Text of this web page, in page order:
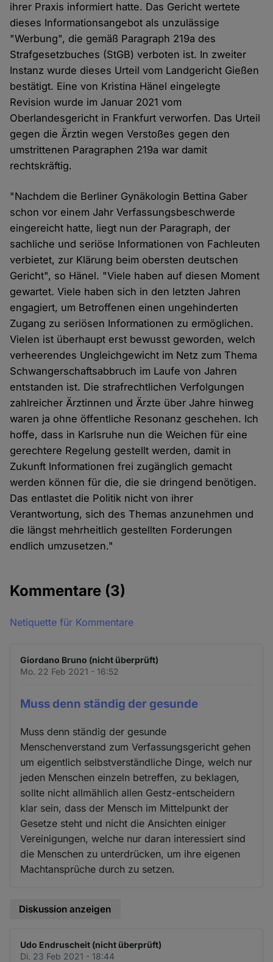
ihrer Praxis informiert hatte. Das Gericht wertete
dieses Informationsangebot als unzulässige
"Werbung", die gemäß Paragraph 219a des
Strafgesetzbuches (StGB) verboten ist. In zweiter
Instanz wurde dieses Urteil vom Landgericht Gießen
bestätigt. Eine von Kristina Hänel eingelegte
Revision wurde im Januar 2021 vom
Oberlandesgericht in Frankfurt verworfen. Das Urteil
gegen die Ärztin wegen Verstoßes gegen den
umstrittenen Paragraphen 219a war damit
rechtskräftig.
"Nachdem die Berliner Gynäkologin Bettina Gaber
schon vor einem Jahr Verfassungsbeschwerde
eingereicht hatte, liegt nun der Paragraph, der
sachliche und seriöse Informationen von Fachleuten
verbietet, zur Klärung beim obersten deutschen
Gericht", so Hänel. "Viele haben auf diesen Moment
gewartet. Viele haben sich in den letzten Jahren
engagiert, um Betroffenen einen ungehinderten
Zugang zu seriösen Informationen zu ermöglichen.
Vielen ist überhaupt erst bewusst geworden, welch
verheerendes Ungleichgewicht im Netz zum Thema
Schwangerschaftsabbruch im Laufe von Jahren
entstanden ist. Die strafrechtlichen Verfolgungen
zahlreicher Ärztinnen und Ärzte über Jahre hinweg
waren ja ohne öffentliche Resonanz geschehen. Ich
hoffe, dass in Karlsruhe nun die Weichen für eine
gerechtere Regelung gestellt werden, damit in
Zukunft Informationen frei zugänglich gemacht
werden können für die, die sie dringend benötigen.
Das entlastet die Politik nicht von ihrer
Verantwortung, sich des Themas anzunehmen und
die längst mehrheitlich gestellten Forderungen
endlich umzusetzen."
Kommentare (3)
Netiquette für Kommentare
Giordano Bruno (nicht überprüft)
Mo. 22 Feb 2021 - 16:52
Muss denn ständig der gesunde
Muss denn ständig der gesunde
Menschenverstand zum Verfassungsgericht gehen
um eigentlich selbstverständliche Dinge, welch nur
jeden Menschen einzeln betreffen, zu beklagen,
sollte nicht allmählich allen Gestz-entscheidern
klar sein, dass der Mensch im Mittelpunkt der
Gesetze steht und nicht die Ansichten einiger
Vereinigungen, welche nur daran interessiert sind
die Menschen zu unterdrücken, um ihre eigenen
Machtansprüche durch zu setzen.
Diskussion anzeigen
Udo Endruscheit (nicht überprüft)
Di. 23 Feb 2021 - 18:44